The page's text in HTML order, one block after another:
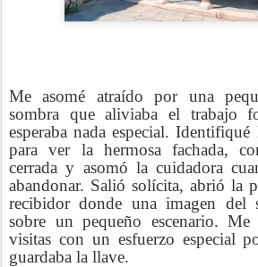
Me asomé atraído por una
sombra que aliviaba el trabajo
esperaba nada especial. Identifiqué
para ver la hermosa fachada,
cerrada y asomó la cuidadora
abandonar. Salió solícita, abrió la
recibidor donde una imagen del
sobre un pequeño escenario. Me
visitas con un esfuerzo especial
guardaba la llave.